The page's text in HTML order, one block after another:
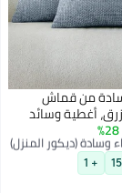
من قماش
أغطية وسائد
قطعتين، وسائد
بنقشة+ 1